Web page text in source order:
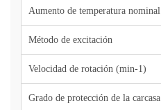
Aumento de temperatura nominal
Método de excitación
Velocidad de rotación (min-1)
Grado de protección de la carcasa